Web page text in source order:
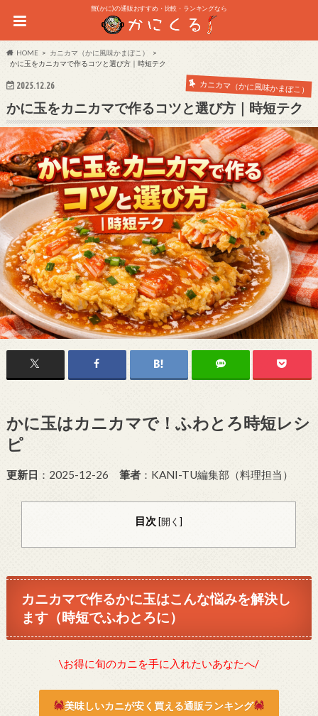
蟹(かに)の通販おすすめ・比較・ランキングなら
HOME
カニカマ（かに風味かまぼこ）
かに玉をカニカマで作るコツと選び方｜時短テク
2025.12.26 カニカマ（かに風味かまぼこ）
かに玉をカニカマで作るコツと選び方｜時短テク
かに玉はカニカマで！ふわとろ時短レシ
ピ
更新日 ：2025-12-26 筆者：KANI-TU編集部（料理担当）
目次 [開く]
カニカマで作るかに玉はこんな悩みを解決し
ます（時短でふわとろに）
\お得に旬のカニを手に入れたいあなたへ/
美味しいカニが安く買える通販ランキング